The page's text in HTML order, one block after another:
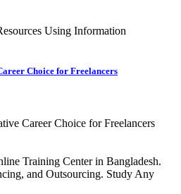
Choice for Freelancers
Training Center in Bangladesh.
and Outsourcing. Study Any